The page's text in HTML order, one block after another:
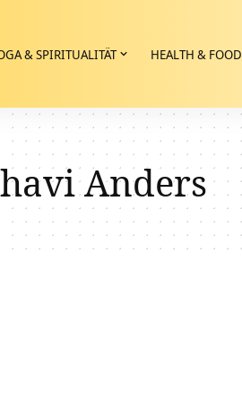
& SPIRITUALITÄT HEALTH & FOOD
Anders